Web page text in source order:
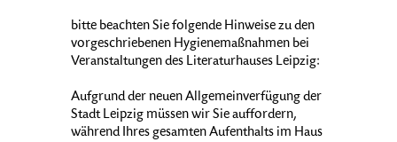
bitte beachten Sie folgende Hinweise zu den
vorgeschriebenen Hygienemaßnahmen bei
Veranstaltungen des Literaturhauses Leipzig:
Aufgrund der neuen Allgemeinverfügung der
Stadt Leipzig müssen wir Sie auffordern,
während Ihres gesamten Aufenthalts im Haus